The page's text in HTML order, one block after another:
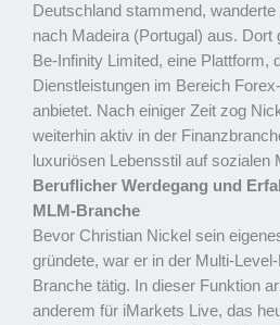
Deutschland stammend,
nach Madeira (Portugal) aus. Dort
Be-Infinity Limited, eine Plattform,
Dienstleistungen im Bereich
anbietet. Nach einiger Zeit zog
weiterhin aktiv in der
luxuriösen Lebensstil auf sozialen
Beruflicher Werdegang und
MLM-Branche
Bevor Christian Nickel sein
gründete, war er in der Multi-
Branche tätig. In dieser Funktion
anderem für iMarkets Live, das